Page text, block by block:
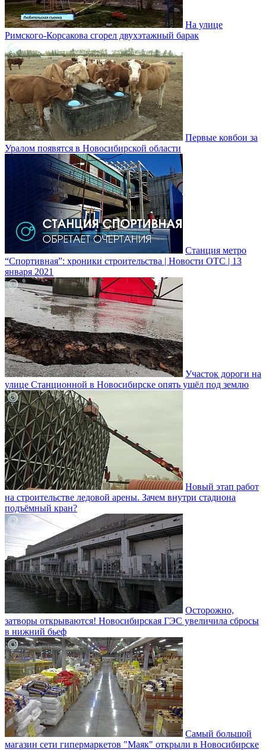
На улице
Римского-Корсакова сгорел двухэтажный барак
Первые ковбои за
Уралом появятся в Новосибирской области
Станция метро
“Спортивная”: хроники строительства | Новости ОТС | 13
января 2021
Участок дороги на
улице Станционной в Новосибирске опять ушёл под землю
Новый этап работ
на строительстве ледовой арены. Зачем внутри стадиона
подъёмный кран?
Осторожно,
затворы открываются! Новосибирская ГЭС увеличила сбросы
в нижний бьеф
Самый большой
магазин сети гипермаркетов "Маяк" открыли в Новосибирске